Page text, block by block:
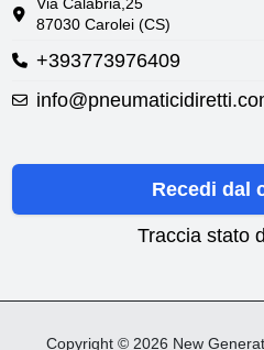
Via Calabria,25
87030 Carolei (CS)
+393773976409
Recedi dal
Traccia stato
Copyright © 2026 New